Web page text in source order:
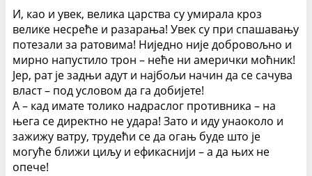
И, као и увек, велика царства су умирала кроз
велике несреће и разарања! Увек су при спашавању
потезали за ратовима! Ниједно није добровољно и
мирно напустило трон – неће ни амерички моћник!
Јер, рат је задњи адут и најбољи начин да се сачува
власт – под условом да га добијете!
А – кад имате толико надраслог противника – на
њега се директно не удара! Зато и иду унаоколо и
зажижу ватру, трудећи се да огањ буде што је
могуће ближи циљу и ефикаснији – а да њих не
опече!